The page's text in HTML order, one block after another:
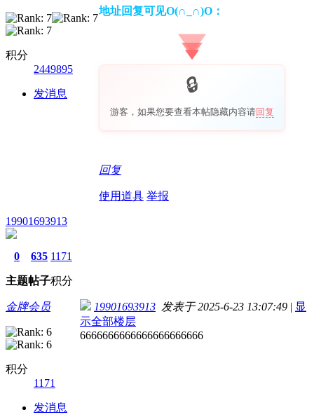
积分
2449895
发消息
地址回复可见O(∩_∩)O：
游客，如果您要查看本帖隐藏内容请回复
回复
使用道具 举报
19901693913
0
主题
635
帖子
1171
积分
金牌会员
积分
1171
发消息
19901693913 发表于 2025-6-23 13:07:49 | 显
示全部楼层
6666666666666666666666